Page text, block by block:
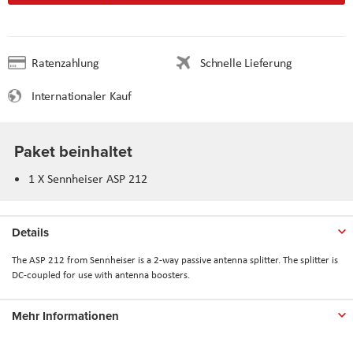
Ratenzahlung
Schnelle Lieferung
Internationaler Kauf
Paket beinhaltet
1 X Sennheiser ASP 212
Details
The ASP 212 from Sennheiser is a 2-way passive antenna splitter. The splitter is
DC-coupled for use with antenna boosters.
Mehr Informationen